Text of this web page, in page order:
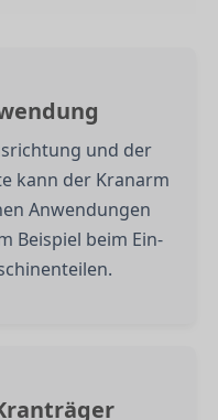
und der
kann der Kranarm
Anwendungen
Beispiel beim Ein-